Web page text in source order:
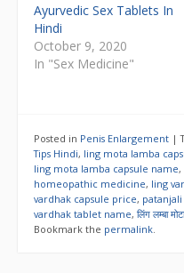
Ayurvedic Sex Tablets In
Hindi
October 9, 2020
In "Sex Medicine"
Posted in Penis Enlargement |
Tips Hindi, ling mota lamba
ling mota lamba capsule name,
homeopathic medicine, ling
vardhak capsule price,
vardhak tablet name, लिंग लम्बा
Bookmark the permalink.